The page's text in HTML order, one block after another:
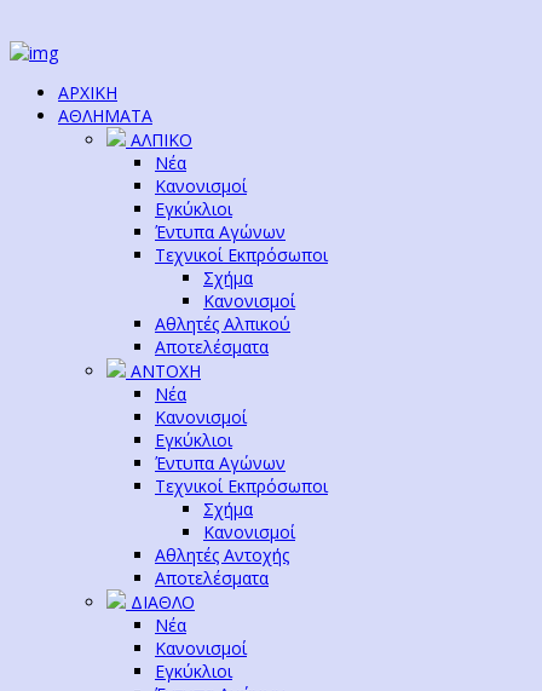
ΑΡΧΙΚΗ
ΑΘΛΗΜΑΤΑ
ΑΛΠΙΚΟ
Νέα
Κανονισμοί
Εγκύκλιοι
Έντυπα Αγώνων
Τεχνικοί Εκπρόσωποι
Σχήμα
Κανονισμοί
Αθλητές Αλπικού
Αποτελέσματα
ΑΝΤΟΧΗ
Νέα
Κανονισμοί
Εγκύκλιοι
Έντυπα Αγώνων
Τεχνικοί Εκπρόσωποι
Σχήμα
Κανονισμοί
Αθλητές Αντοχής
Αποτελέσματα
ΔΙΑΘΛΟ
Νέα
Κανονισμοί
Εγκύκλιοι